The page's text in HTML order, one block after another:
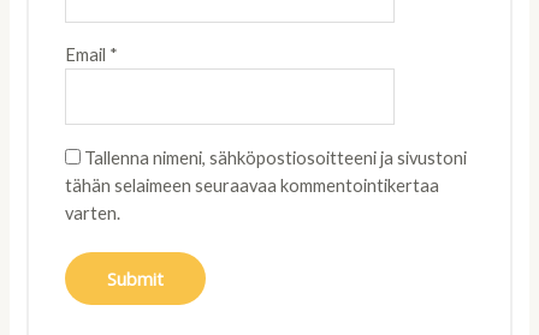
Email *
Tallenna nimeni, sähköpostiosoitteeni ja sivustoni
tähän selaimeen seuraavaa kommentointikertaa
varten.